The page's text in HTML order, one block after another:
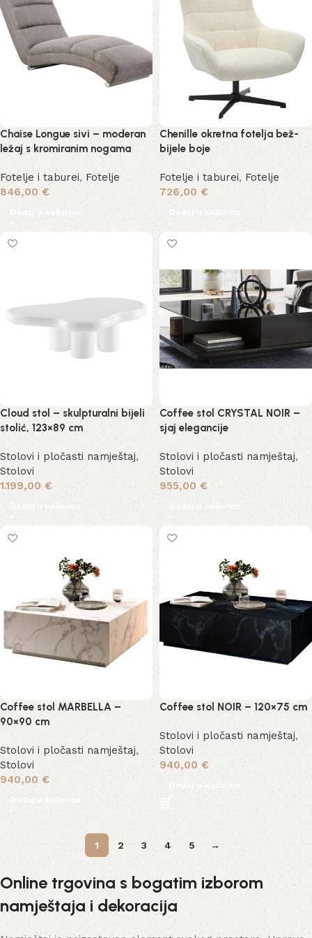
Chaise Longue sivi – moderan
ležaj s kromiranim nogama
Fotelje i taburei, Fotelje
846,00 €
Dodaj u košaricu
Chenille okretna fotelja bež-
bijele boje
Fotelje i taburei, Fotelje
726,00 €
Dodaj u košaricu
Cloud stol – skulpturalni bijeli
stolić, 123×89 cm
Stolovi i pločasti namještaj,
Stolovi
1.199,00 €
Dodaj u košaricu
Coffee stol CRYSTAL NOIR –
sjaj elegancije
Stolovi i pločasti namještaj,
Stolovi
955,00 €
Dodaj u košaricu
Coffee stol MARBELLA –
90×90 cm
Stolovi i pločasti namještaj,
Stolovi
940,00 €
Dodaj u košaricu
Coffee stol NOIR – 120×75 cm
Stolovi i pločasti namještaj,
Stolovi
940,00€
Dodaj u košaricu
1 2 3 4 5 →
Online trgovina s bogatim izborom
namještaja i dekoracija